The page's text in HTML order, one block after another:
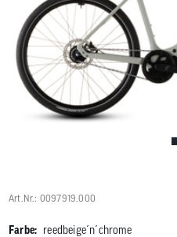
Art.Nr.: 0097919.000
Farbe: reedbeige´n´chrome